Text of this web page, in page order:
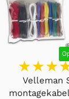
Velleman